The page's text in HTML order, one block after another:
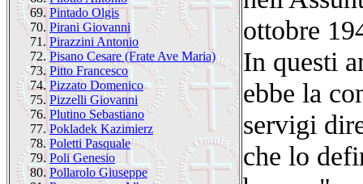
69. Pintado Olgis
70. Pirani Giovanni
71. Pirazzini Antonio
72. Pisano Cesare (Frate Ave Maria)
73. Pitto Francesco
74. Pizzato Domenico
75. Pizzelli Giovanni
76. Plutino Sebastiano
77. Pokladek Kazimierz
78. Poletti Pasquale
79. Poli Genesio
80. Pollarolo Giuseppe
ottobre
In questi
ebbe la
servigi
che lo